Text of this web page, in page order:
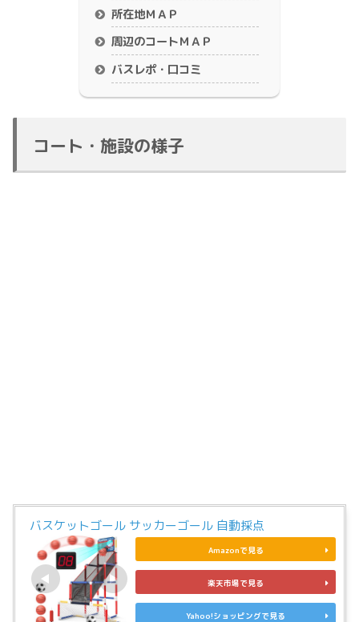
所在地ＭＡＰ
周辺のコートＭＡＰ
バスレポ・口コミ
コート・施設の様子
バスケットゴール サッカーゴール 自動採点
Amazonで見る
楽天市場で見る
Yahoo!ショッピングで見る